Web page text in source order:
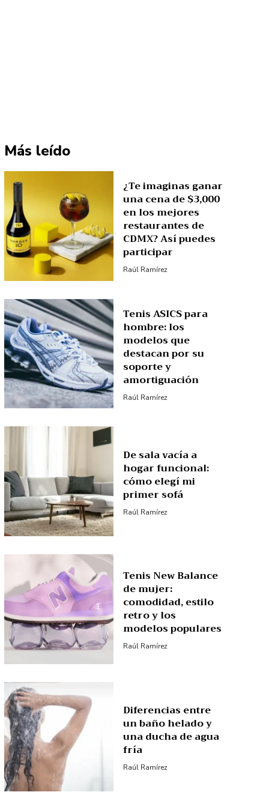
Más leído
¿Te imaginas ganar
una cena de $3,000
en los mejores
restaurantes de
CDMX? Así puedes
participar
Raúl Ramírez
Tenis ASICS para
hombre: los
modelos que
destacan por su
soporte y
amortiguación
Raúl Ramírez
De sala vacía a
hogar funcional:
cómo elegí mi
primer sofá
Raúl Ramírez
Tenis New Balance
de mujer:
comodidad, estilo
retro y los
modelos populares
Raúl Ramírez
Diferencias entre
un baño helado y
una ducha de agua
fría
Raúl Ramírez